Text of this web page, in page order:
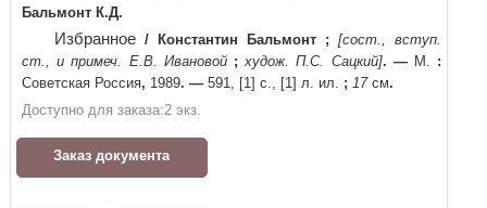
Бальмонт К.Д.
Избранное / Константин Бальмонт ;
[сост., вступ.
ст., и примеч. Е.В. Ивановой ; худож. П.С. Сацкий]. —М. :
Советская Россия, 1989. —591, [1] с., [1] л. ил. ; 17см.
Доступно для заказа:2 экз.
Заказ документа